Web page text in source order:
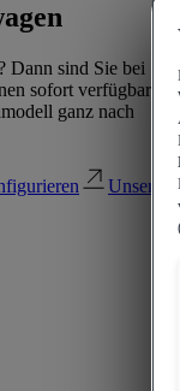
Dann sind Sie bei
sofort verfügbaren
ganz nach
Unsere